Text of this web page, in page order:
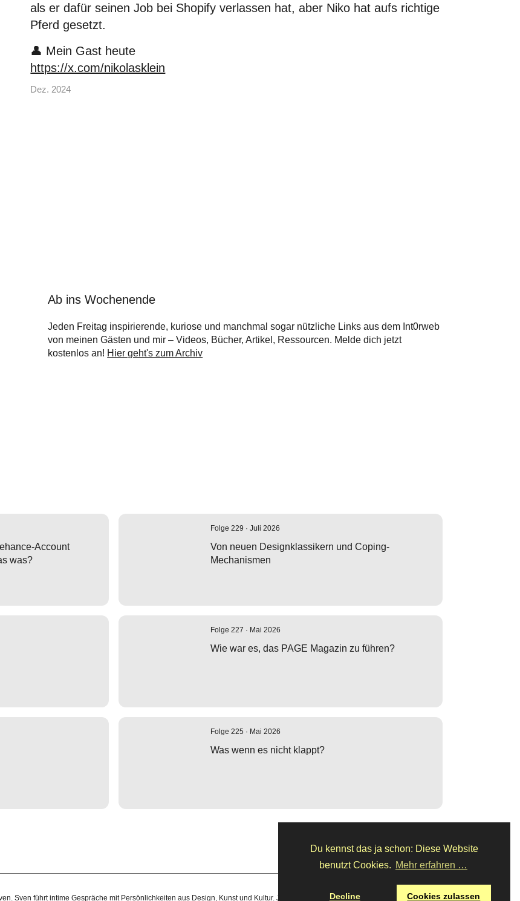
Du kennst das ja schon: Diese Website
benutzt Cookies. Mehr erfahren …
Decline Cookies zulassen
als er dafür seinen Job bei Shopify verlassen hat, aber Niko hat aufs richtige
Pferd gesetzt.
👤 Mein Gast heute
https://x.com/nikolasklein
Dez. 2024
Ab ins Wochenende
Jeden Freitag inspirierende, kuriose und manchmal sogar nützliche Links aus dem Int0rweb
von meinen Gästen und mir – Videos, Bücher, Artikel, Ressourcen. Melde dich jetzt
kostenlos an! Hier geht's zum Archiv
Account
was?
Folge 229 · Juli 2026
Von neuen Designklassikern und Coping-
Mechanismen
Folge 227 · Mai 2026
Wie war es, das PAGE Magazin zu führen?
Folge 225 · Mai 2026
Was wenn es nicht klappt?
Sven führt intime Gespräche mit Persönlichkeiten aus Design, Kunst und Kultur. Jede Woche neu.